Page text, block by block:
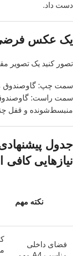
دست داد.
یک عکس فرضی
تصور کنید یک تصویر
سمت چپ: گاوصندوق
سمت راست: گاوصندوق
منبسط‌شونده و قفل
جدول
نیازهایی
نکته مهم
فضای داخلی